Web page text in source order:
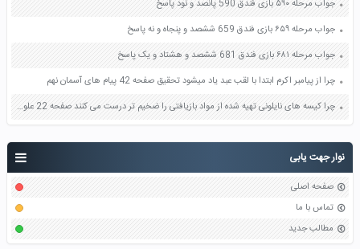
نوار جهت یابی
صفحه اصلی
تماس با ما
مطالب جدید
جواب مرحله ۵۹۰ بازی فندق 590 پانصد و نود پاسخ
جواب مرحله ۶۵۹ بازی فندق 659 ششصد و پنجاه و نه پاسخ
جواب مرحله ۶۸۱ بازی فندق 681 ششصد و هشتاد و یک پاسخ
چرا از پیامبر اکرم ابتدا با لقب عبد یاد میشود تحقیق صفحه 42 پیام های آسمان نهم
چرا کیسه های نایلونی تهیه شده از مواد بازیافتی را ضخیم تر درست می کنند صفحه 22 علوم ششم